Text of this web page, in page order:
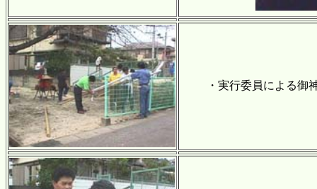
・実行委員による御